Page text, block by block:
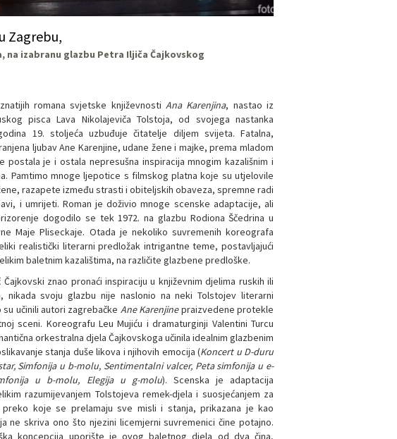
Zagrebu,
na izabranu glazbu Petra Iljiča Čajkovskog
romana svjetske književnosti Ana Karenjina, nastao iz
pisca Lava Nikolajeviča Tolstoja, od svojega nastanka
19. stoljeća uzbuđuje čitatelje diljem svijeta. Fatalna,
ljubav Ane Karenjine, udane žene i majke, prema mladom
postala je i ostala nepresušna inspiracija mnogim kazališnim i
Pamtimo mnoge ljepotice s filmskog platna koje su utjelovile
razapete između strasti i obiteljskih obaveza, spremne radi
i umrijeti. Roman je doživio mnoge scenske adaptacije, ali
dogodilo se tek 1972. na glazbu Rodiona Ščedrina u
Maje Pliseckaje. Otada je nekoliko suvremenih koreografa
realistički literarni predložak intrigantne teme, postavljajući
baletnim kazalištima, na različite glazbene predloške.
znao pronaći inspiraciju u književnim djelima ruskih ili
nikada svoju glazbu nije naslonio na neki Tolstojev literarni
učinili autori zagrebačke Ane Karenjinepraizvedene protekle
sceni. Koreografu Leu Mujiću i dramaturginji Valentini Turcu
orkestralna djela Čajkovskoga učinila idealnim glazbenim
stanja duše likova i njihovih emocija (Koncert u D-duru
Simfonija u b-molu, Sentimentalni valcer, Peta simfonija u e-
u b-molu, Elegija u g-molu). Scenska je adaptacija
razumijevanjem Tolstojeva remek-djela i suosjećanjem za
preko koje se prelamaju sve misli i stanja, prikazana je kao
ne skriva ono što njezini licemjerni suvremenici čine potajno.
koncepcija uporište je ovog baletnog djela od dva čina,